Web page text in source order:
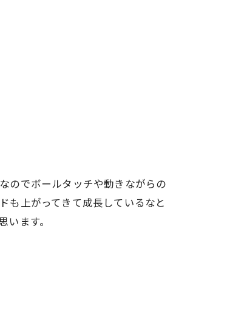
のでボールタッチや動きながらの
も上がってきて成長しているなと
ます。